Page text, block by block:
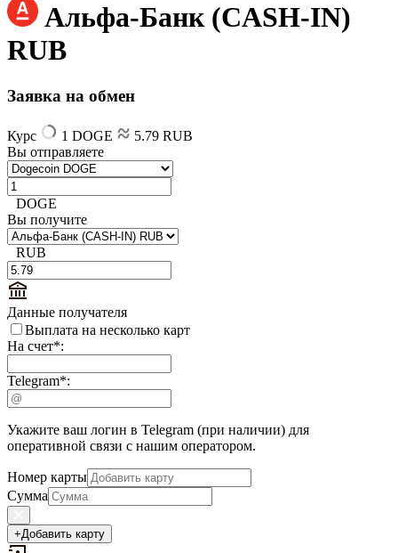
Альфа-Банк (CASH-IN)
RUB
Заявка на обмен
Курс 1 DOGE
5.79 RUB
Вы отправляете
DOGE
Вы получите
RUB
Данные получателя
Выплата на несколько карт
На счет*:
Telegram*:
Укажите ваш логин в Telegram (при наличии) для
оперативной связи с нашим оператором.
Номер карты
Сумма
+Добавить карту